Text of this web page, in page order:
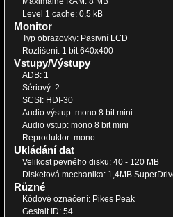
Level 1 cache: 0,5 kB
Monitor
Typ obrazovky: Pasivní LCD
Rozlišení: 1 bit 640x400
Vstupy/Výstupy
ADB: 1
Sériový: 2
SCSI: HDI-30
Audio výstup: mono 8 bit mini
Audio vstup: mono 8 bit mini
Reproduktor: mono
Ukládání dat
Velikost pevného disku: 40 - 120 MB
Disketová mechanika: 1,4MB
Různé
Kódové označení: Pikes Peak
Gestalt ID: 54